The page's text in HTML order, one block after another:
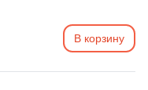
В корзину